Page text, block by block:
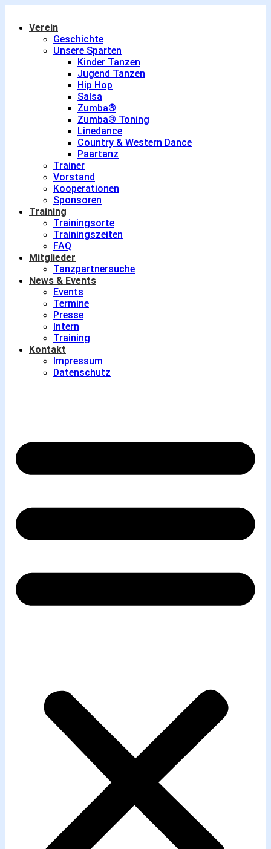
Verein
Geschichte
Unsere Sparten
Kinder Tanzen
Jugend Tanzen
Hip Hop
Salsa
Zumba®
Zumba® Toning
Linedance
Country & Western Dance
Paartanz
Trainer
Vorstand
Kooperationen
Sponsoren
Training
Trainingsorte
Trainingszeiten
FAQ
Mitglieder
Tanzpartnersuche
News & Events
Events
Termine
Presse
Intern
Training
Kontakt
Impressum
Datenschutz